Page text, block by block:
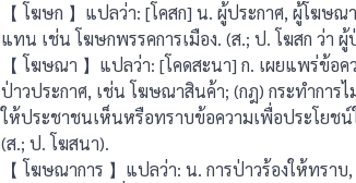
【 โฆษก 】แปลว่า: [โคสก] น. ผู้ประกาศ, ผู้โฆษ
แทน เช่น โฆษกพรรคการเมือง. (ส.; ป. โฆสก ว่า
【 โฆษณา 】แปลว่า: [โคดสะนา] ก. เผยแพร่ข้อ
ป่าวประกาศ, เช่น โฆษณาสินค้า; (กฎ) กระทําการไ
ให้ประชาชนเห็นหรือทราบข้อความเพื่อประโยชน์
(ส.; ป. โฆสนา).
【 โฆษณาการ 】แปลว่า: น. การป่าวร้องให้ทรา